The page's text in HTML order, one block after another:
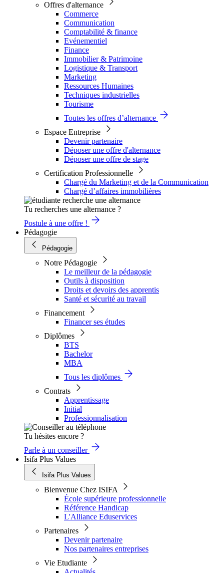
Offres d'alternance
Commerce
Communication
Comptabilité & finance
Evénementiel
Finance
Immobilier & Patrimoine
Logistique & Transport
Marketing
Ressources Humaines
Techniques industrielles
Tourisme
Toutes les offres d’alternance
Espace Entreprise
Devenir partenaire
Déposer une offre d'alternance
Déposer une offre de stage
Certification Professionnelle
Chargé du Marketing et de la Communication
Chargé d’affaires immobilières
Tu recherches une alternance ?
Postule à une offre !
Pédagogie
Pédagogie
Notre Pédagogie
Le meilleur de la pédagogie
Outils à disposition
Droits et devoirs des apprentis
Santé et sécurité au travail
Financement
Financer ses études
Diplômes
BTS
Bachelor
MBA
Tous les diplômes
Contrats
Apprentissage
Initial
Professionnalisation
Tu hésites encore ?
Parle à un conseiller
Isifa Plus Values
Isifa Plus Values
Bienvenue Chez ISIFA
École supérieure professionnelle
Référence Handicap
L'Alliance Eduservices
Partenaires
Devenir partenaire
Nos partenaires entreprises
Vie Etudiante